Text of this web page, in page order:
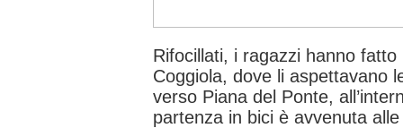
Rifocillati, i ragazzi hanno
Coggiola, dove li aspettavano
verso Piana del Ponte,
partenza in bici è avvenuta